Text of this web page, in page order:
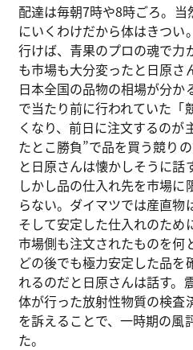
配達は毎朝7時や8時ごろ。
にいくわけだから体はきつい
行けば、青果のプロの魂で力
も市場も大分変ったと日原さ
日本全国の品物の相場が分か
で当たり前に行われていた「
くなり、前日に注文するのが
たとこ勝負”で品を買う競り
と日原さんは懐かしそうに話
しかし品の仕入れ先を市場
らない。ダイマツでは産直物
そして安定した仕入れのため
市場側も注文されたものを何
どの後でも極力安定した品を
れるのだと日原さんは話す。
体が行った放射性物質の検査
を訴えることで、一時期の風
た。